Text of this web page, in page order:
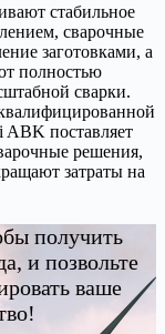
стабильное
сварочные
заготовками, а
полностью
сварки.
ABK поставляет
решения,
затраты на
получить
и позвольте
ваше